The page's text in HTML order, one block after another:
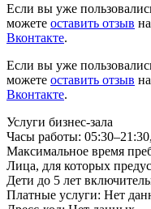
Если вы уже
можете оставить отзыв
Вконтакте.
Если вы уже
можете оставить отзыв
Вконтакте.
Услуги бизнес-зала
Часы работы:
Максимальное время
Лица, для которых
Дети до 5 лет
Платные услуги: Нет